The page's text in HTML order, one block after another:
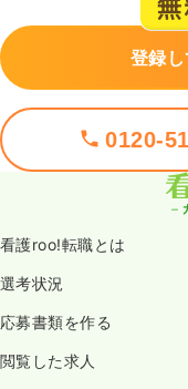
登録
0120-
看護roo!転職とは
選考状況
応募書類を作る
閲覧した求人